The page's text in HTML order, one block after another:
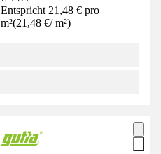
Entspricht 21,48 € pro
m²(21,48 €/ m²)